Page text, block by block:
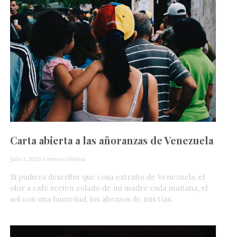
Carta abierta a las añoranzas de Venezuela
julio 1, 2020 Carmen Helena
Si pudiera describir qué cosa extraño de Venezuela, el
olor a café recién colado de mi madre cada mañana, el
sol con una humedad, los abrazos de mis tías.